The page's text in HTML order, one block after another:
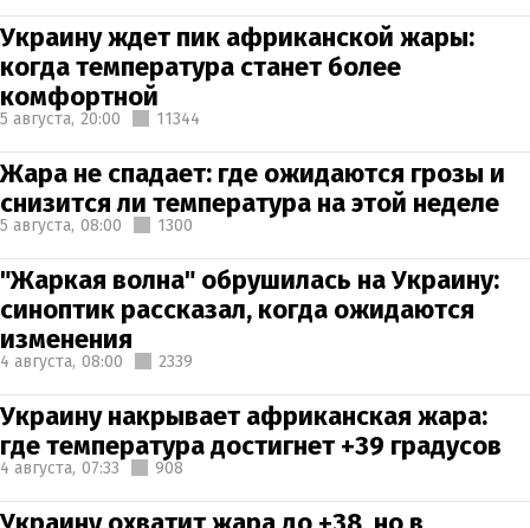
Украину ждет пик африканской жары:
когда температура станет более
комфортной
5 августа, 20:00 11344
Жара не спадает: где ожидаются грозы и
снизится ли температура на этой неделе
5 августа, 08:00 1300
"Жаркая волна" обрушилась на Украину:
синоптик рассказал, когда ожидаются
изменения
4 августа, 08:00 2339
Украину накрывает африканская жара:
где температура достигнет +39 градусов
4 августа, 07:33 908